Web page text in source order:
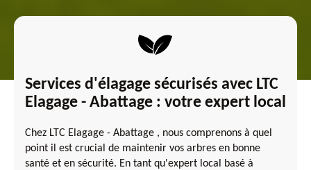
Services d'élagage sécurisés avec LTC
Elagage - Abattage : votre expert local
Chez LTC Elagage - Abattage , nous comprenons à quel
point il est crucial de maintenir vos arbres en bonne
santé et en sécurité. En tant qu'expert local basé à